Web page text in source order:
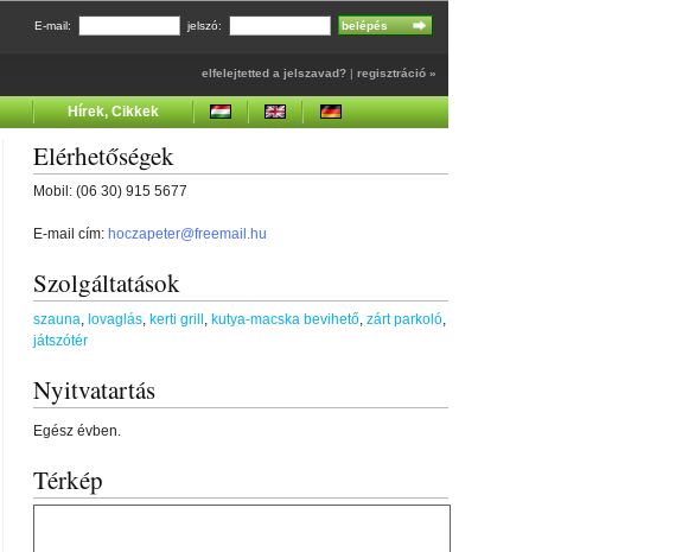
E-mail: jelszó:
elfelejtetted a jelszavad? | regisztráció »
Hírek, Cikkek
Elérhetőségek
Mobil: (06 30) 915 5677
E-mail cím: hoczapeter@freemail.hu
Szolgáltatások
szauna lovaglás kerti grill kutya-macska bevihető zárt parkoló
játszótér
Nyitvatartás
Egész évben.
Térkép